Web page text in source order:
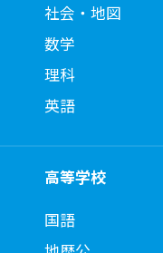
社会・地図
数学
理科
英語
高等学校
国語